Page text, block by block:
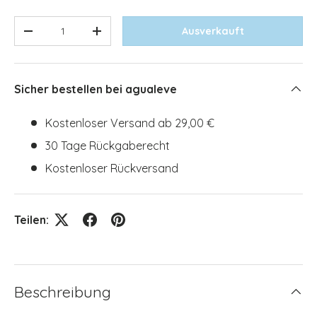
Menge verringernMenge erhöhen Ausverkauft
Sicher bestellen bei agualeve
Kostenloser Versand ab 29,00 €
30 Tage Rückgaberecht
Kostenloser Rückversand
Teilen:
Beschreibung